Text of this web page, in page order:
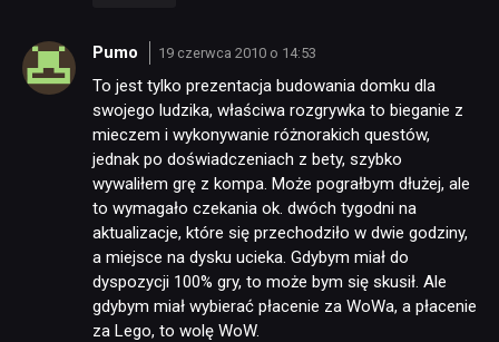
Pumo 19 czerwca 2010 o 14:53
To jest tylko prezentacja budowania domku dla
swojego ludzika, właściwa rozgrywka to bieganie z
mieczem i wykonywanie różnorakich questów,
jednak po doświadczeniach z bety, szybko
wywaliłem grę z kompa. Może pograłbym dłużej, ale
to wymagało czekania ok. dwóch tygodni na
aktualizacje, które się przechodziło w dwie godziny,
a miejsce na dysku ucieka. Gdybym miał do
dyspozycji 100% gry, to może bym się skusił. Ale
gdybym miał wybierać płacenie za WoWa, a płacenie
za Lego, to wolę WoW.